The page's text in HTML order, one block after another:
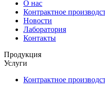
О нас
Контрактное
Новости
Лаборатория
Контакты
Продукция
Услуги
Контрактное